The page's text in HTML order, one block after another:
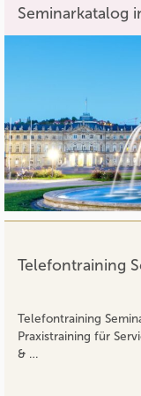
Seminarkatalog
Telefontraining
Telefontraining
Praxistraining für
& …